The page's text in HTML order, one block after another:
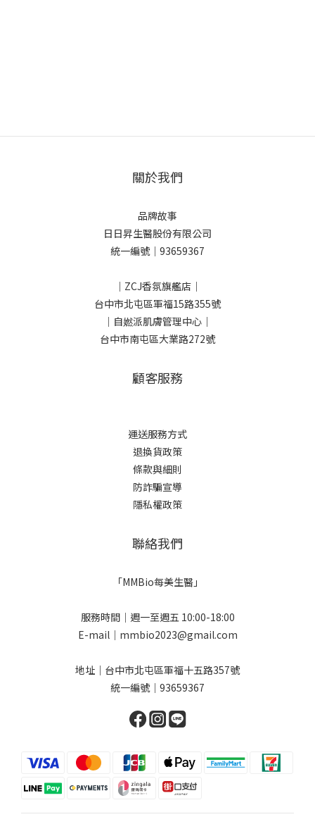
關於我們
品牌故事
日日昇生醫股份有限公司
統一編號｜93659367
｜ZCJ香氛旗艦店｜
台中市北屯區軍福15路355號
｜自㜣派肌膚管理中心｜
台中市南屯區大業路272號
顧客服務
運送服務方式
退換貨政策
條款與細則
防詐騙宣導
隱私權政策
聯絡我們
「MMBio每美生醫」
服務時間｜週一至週五 10:00-18:00
E-mail｜mmbio2023@gmail.com
地址｜台中市北屯區軍福十五路357號
統一編號｜93659367